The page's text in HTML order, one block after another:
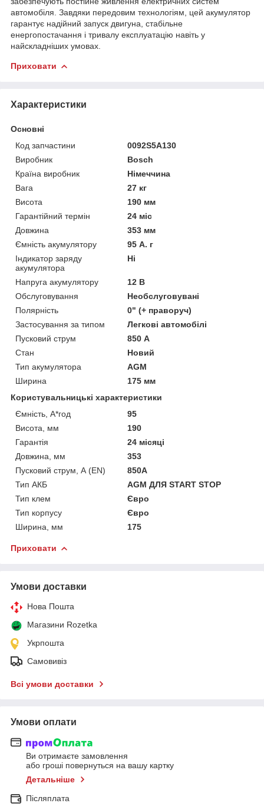
автомобіля. Завдяки передовим технологіям, цей акумулятор
гарантує надійний запуск двигуна, стабільне
енергопостачання і тривалу експлуатацію навіть у
найскладніших умовах.
Приховати
Характеристики
Основні
Код запчастини
0092S5A130
Виробник
Bosch
Країна виробник
Німеччина
Вага
27 кг
Висота
190 мм
Гарантійний термін
24 міс
Довжина
353 мм
Ємність акумулятору
95 А. г
Індикатор заряду
акумулятора
Ні
Напруга акумулятору
12 В
Обслуговування
Необслуговувані
Полярність
0" (+ праворуч)
Застосування за типом
Легкові автомобілі
Пусковий струм
850 А
Стан
Новий
Тип акумулятора
AGM
Ширина
175 мм
Користувальницькі характеристики
Ємність, А*год
95
Висота, мм
190
Гарантія
24 місяці
Довжина, мм
353
Пусковий струм, А (EN)
850A
Тип АКБ
AGM ДЛЯ START STOP
Тип клем
Євро
Тип корпусу
Євро
Ширина, мм
175
Приховати
Умови доставки
Нова Пошта
Магазини Rozetka
Укрпошта
Самовивіз
Всі умови доставки
Умови оплати
Ви отримаєте замовлення
або гроші повернуться на вашу картку
Детальніше
Післяплата